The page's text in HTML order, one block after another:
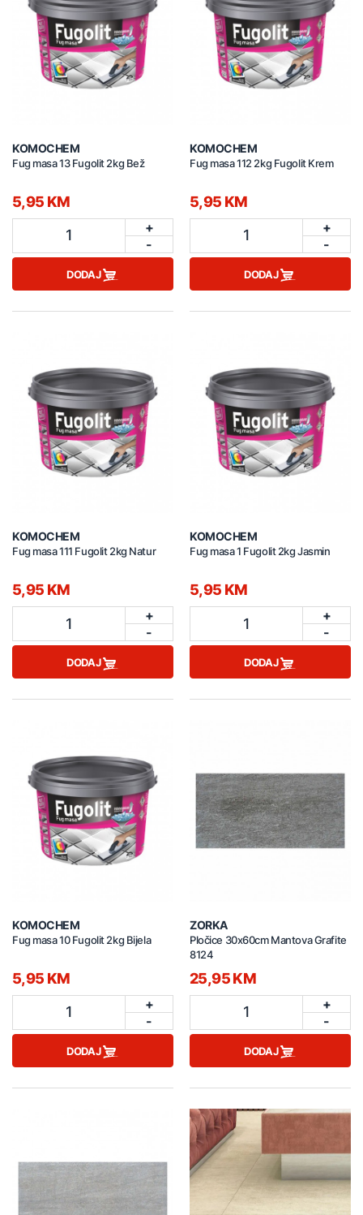
KOMOCHEM
Fug masa 13 Fugolit 2kg Bež
5,95 KM
1
+
-
DODAJ
KOMOCHEM
Fug masa 112 2kg Fugolit Krem
5,95 KM
1
+
-
DODAJ
KOMOCHEM
Fug masa 111 Fugolit 2kg Natur
5,95 KM
1
+
-
DODAJ
KOMOCHEM
Fug masa 1 Fugolit 2kg Jasmin
5,95 KM
1
+
-
DODAJ
KOMOCHEM
Fug masa 10 Fugolit 2kg Bijela
5,95 KM
1
+
-
DODAJ
ZORKA
Pločice 30x60cm Mantova Grafite
8124
25,95 KM
1
+
-
DODAJ